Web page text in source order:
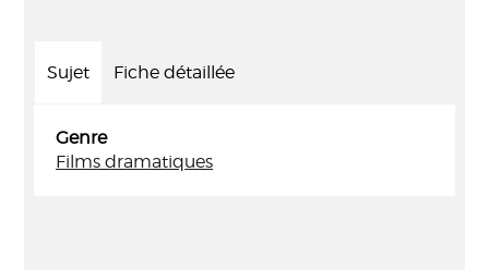
Sujet Fiche détaillée
Genre
Films dramatiques